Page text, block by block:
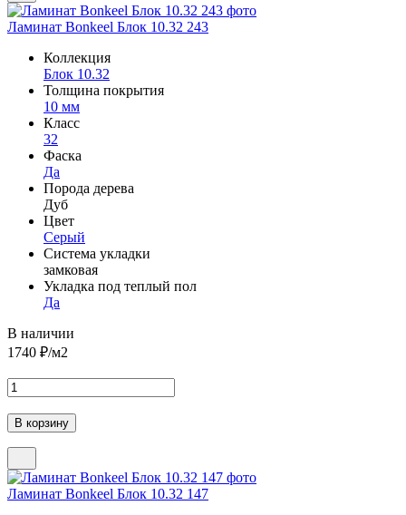
Ламинат Bonkeel Блок 10.32 243
Коллекция
Блок 10.32
Толщина покрытия
10 мм
Класс
32
Фаска
Да
Порода дерева
Дуб
Цвет
Серый
Система укладки
замковая
Укладка под теплый пол
Да
В наличии
1740 ₽/м2
Ламинат Bonkeel Блок 10.32 147